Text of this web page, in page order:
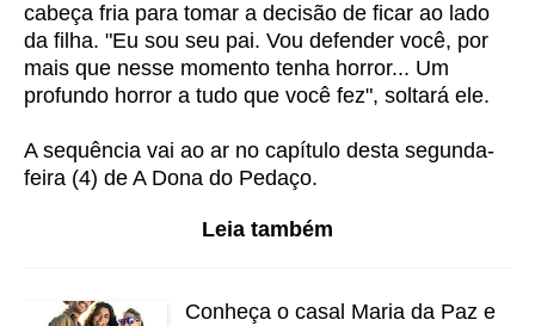
cabeça fria para tomar a decisão de ficar ao lado
da filha. "Eu sou seu pai. Vou defender você, por
mais que nesse momento tenha horror... Um
profundo horror a tudo que você fez", soltará ele.
A sequência vai ao ar no capítulo desta segunda-
feira (4) de A Dona do Pedaço.
Leia também
Conheça o casal Maria da Paz e